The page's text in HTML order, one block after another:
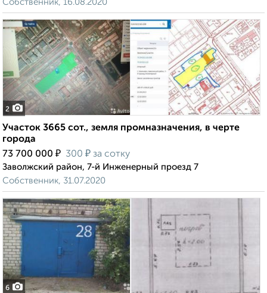
Собственник, 16.08.2020
2
Участок 3665 сот., земля промназначения, в черте
города
73 700 000 ₽ 300 ₽ за сотку
Заволжский район, 7-й Инженерный проезд 7
Собственник, 31.07.2020
6